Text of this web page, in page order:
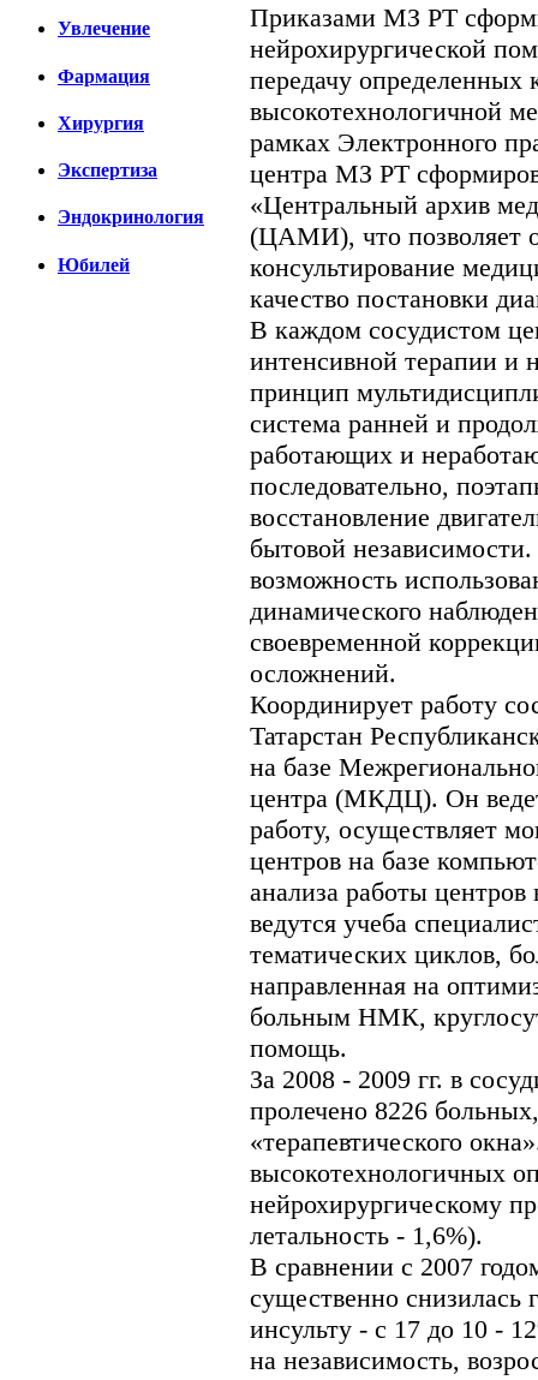
Увлечение
Фармация
Хирургия
Экспертиза
Эндокринология
Юбилей
Приказами МЗ РТ
нейрохирургической
передачу определенных
высокотехнологичной
рамках Электронного
центра МЗ РТ
«Центральный архив
(ЦАМИ), что позволяет
консультирование
качество постановки
В каждом сосудистом
интенсивной терапии и
принцип
система ранней и
работающих и
последовательно,
восстановление
бытовой
возможность
динамического
своевременной
осложнений.
Координирует работу
Татарстан
на базе
центра (МКДЦ). Он
работу, осуществляет
центров на базе
анализа работы
ведутся учеба
тематических циклов,
направленная на
больным НМК,
помощь.
За 2008 - 2009 гг. в
пролечено 8226
«терапевтического
высокотехнологичных
нейрохирургическому
летальность - 1,6%).
В сравнении с 2007
существенно снизилась
инсульту - с 17 до 10 -
на независимость,